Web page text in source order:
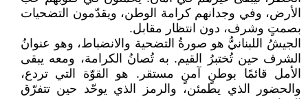
الأرض، وفي وجدانهم كرامة الوطن، ويقدّمون التضحيات
بصمتٍ وشرف، دون انتظار مقابل.
الجيشُ اللبنانيُّ هو صورةُ التضحية والانضباط، وهو عنوانُ
الشرف حين تُختبرُ القيم. به تُصانُ الكرامة، ومعه يبقى
الأمل قائمًا بوطنٍ آمنٍ مستقر. هو القوّة التي تردع،
والحضور الذي يطمئن، والرمز الذي يوحّد حين تتفرّق